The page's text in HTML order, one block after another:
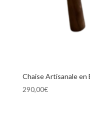
Chaise Artisanale en
290,00€